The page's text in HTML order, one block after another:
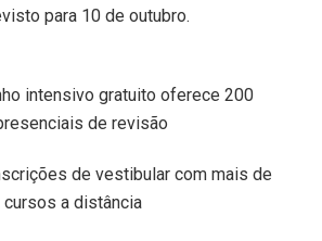
para 10 de outubro.
intensivo gratuito oferece 200
de revisão
de vestibular com mais de
cursos a distância